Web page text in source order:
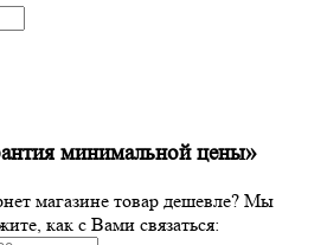
минимальной цены»
магазине товар дешевле? Мы
как с Вами связаться: